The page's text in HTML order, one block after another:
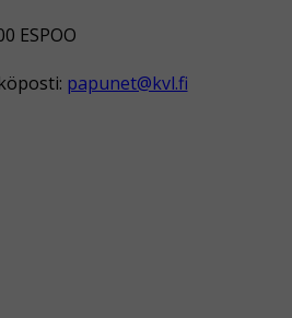
ESPOO
papunet@kvl.fi